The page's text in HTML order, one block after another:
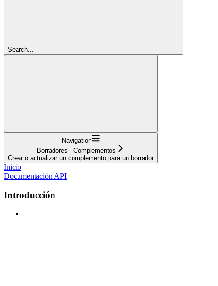
Search...
Navigation
Borradores - Complementos
Crear o actualizar un complemento para un borrador
Inicio
Documentación API
Introducción